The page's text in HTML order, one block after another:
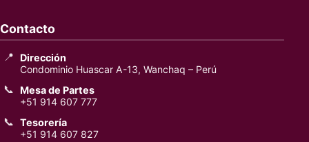
Contacto
📍
Dirección
Condominio Huascar A-13, Wanchaq – Perú
📞
Mesa de Partes
+51 914 607 777
📞 Tesorería
+51 914 607 827